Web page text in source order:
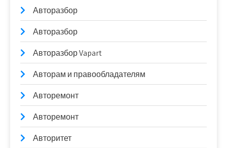
Авторазбор
Авторазбор
Авторазбор Vapart
Авторам и правообладателям
Авторемонт
Авторемонт
Авторитет